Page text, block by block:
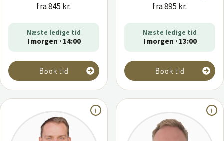
fra 845 kr.
Næste ledige tid
I morgen · 14:00
Book tid
fra 895 kr.
Næste ledige tid
I morgen · 13:00
Book tid